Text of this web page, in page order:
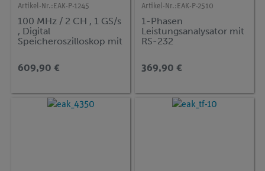
Artikel-Nr.: EAK-P-1245
100 MHz / 2 CH , 1 GS/s
, Digital
Speicheroszilloskop mit
609,90 €
Artikel-Nr.: EAK-P-2510
1-Phasen
Leistungsanalysator mit
RS-232
369,90 €